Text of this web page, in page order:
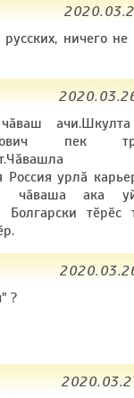
ничего
пек
Россия урлӑ
чӑваша ака
Болгарски тӗрӗс
?